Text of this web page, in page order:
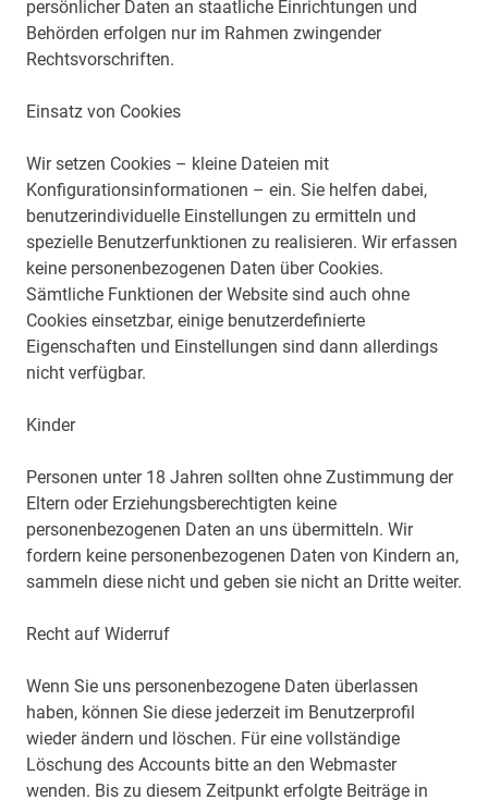
persönlicher Daten an staatliche Einrichtungen und
Behörden erfolgen nur im Rahmen zwingender
Rechtsvorschriften.
Einsatz von Cookies
Wir setzen Cookies – kleine Dateien mit
Konfigurationsinformationen – ein. Sie helfen dabei,
benutzerindividuelle Einstellungen zu ermitteln und
spezielle Benutzerfunktionen zu realisieren. Wir erfassen
keine personenbezogenen Daten über Cookies.
Sämtliche Funktionen der Website sind auch ohne
Cookies einsetzbar, einige benutzerdefinierte
Eigenschaften und Einstellungen sind dann allerdings
nicht verfügbar.
Kinder
Personen unter 18 Jahren sollten ohne Zustimmung der
Eltern oder Erziehungsberechtigten keine
personenbezogenen Daten an uns übermitteln. Wir
fordern keine personenbezogenen Daten von Kindern an,
sammeln diese nicht und geben sie nicht an Dritte weiter.
Recht auf Widerruf
Wenn Sie uns personenbezogene Daten überlassen
haben, können Sie diese jederzeit im Benutzerprofil
wieder ändern und löschen. Für eine vollständige
Löschung des Accounts bitte an den Webmaster
wenden. Bis zu diesem Zeitpunkt erfolgte Beiträge in